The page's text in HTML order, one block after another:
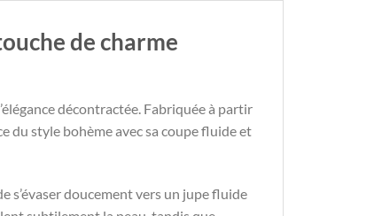
de charme
décontractée. Fabriquée à partir
du style bohème avec sa coupe fluide et
s’évaser doucement vers un jupe fluide